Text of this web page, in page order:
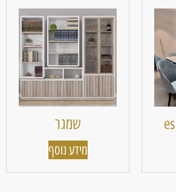
שמגר
מידע נוסף